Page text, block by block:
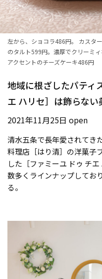
左から、ショコラ486円。 カスタ
のタルト599円。濃厚でクリーミ
アクセントのチーズケーキ486円
地域に根ざしたパティ
エ ハリセ］は飾らない
2021年11月25日 open
清水五条で長年愛されてき
料理店［はり清］の洋菓子
した［ファミーユ ドゥ チ
数多くラインナップしてお
る。